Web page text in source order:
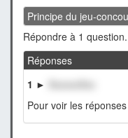
Principe du jeu-
Répondre à 1 question.
Réponses
1 ►
XxxxxxXxx
Pour voir les